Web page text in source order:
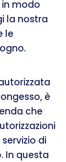
modo
la nostra
le
è
che
di
In questa